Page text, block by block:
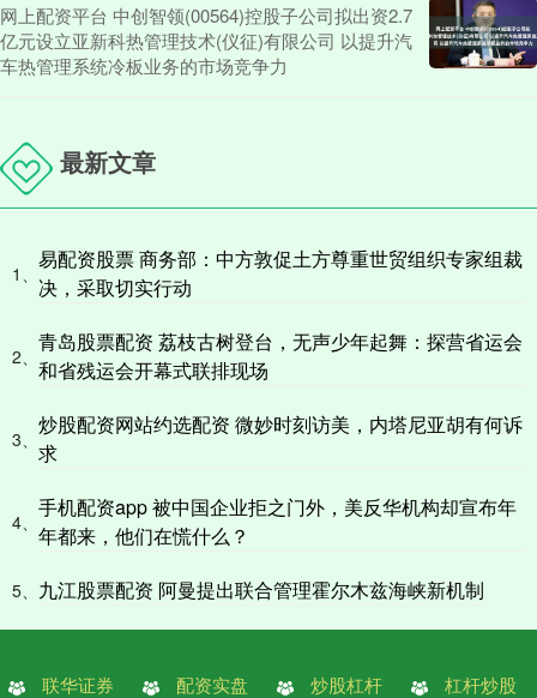
网上配资平台 中创智领(00564)控股子公司拟出资2.7
亿元设立亚新科热管理技术(仪征)有限公司 以提升汽
车热管理系统冷板业务的市场竞争力
最新文章
1、
易配资股票 商务部：中方敦促土方尊重世贸组织专家组裁
决，采取切实行动
2、
青岛股票配资 荔枝古树登台，无声少年起舞：探营省运会
和省残运会开幕式联排现场
3、
炒股配资网站约选配资 微妙时刻访美，内塔尼亚胡有何诉
求
4、
手机配资app 被中国企业拒之门外，美反华机构却宣布年
年都来，他们在慌什么？
5、 九江股票配资 阿曼提出联合管理霍尔木兹海峡新机制
联华证券 配资实盘 炒股杠杆 杠杆炒股